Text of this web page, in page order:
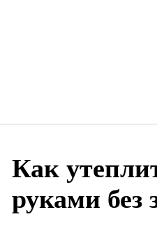
Как
руками